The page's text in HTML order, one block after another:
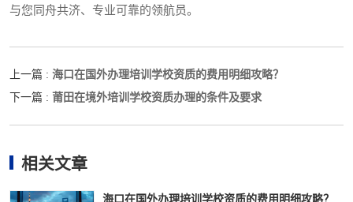
与您同舟共济、专业可靠的领航员。
上一篇 : 海口在国外办理培训学校资质的费用明细攻略？
下一篇 : 莆田在境外培训学校资质办理的条件及要求
相关文章
海口在国外办理培训学校资质的费用明细攻略？